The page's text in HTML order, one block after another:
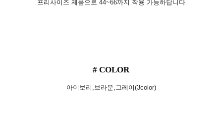
프리사이즈 제품으로 44~66까지 착용 가능하답니다
# COLOR
아이보리,브라운,그레이(3color)